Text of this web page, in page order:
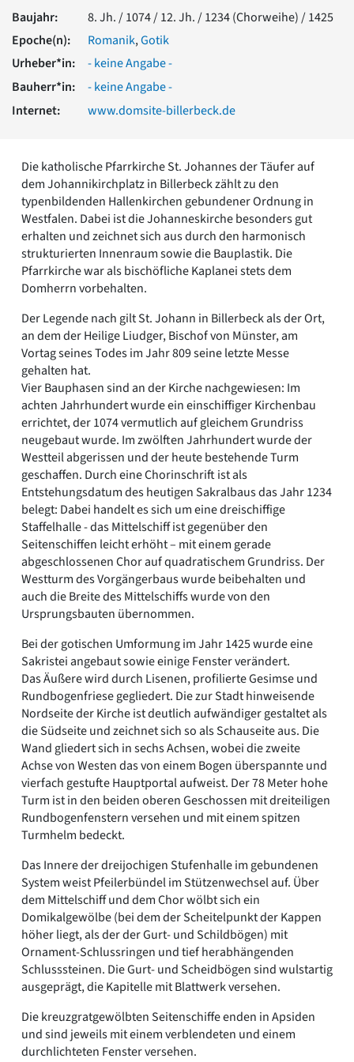
Romanik
Römische Antike
Über uns
Über baukunst-nrw
Fachbeirat
Impressum
Datenschutz
Suchbegriff eingeben
Baujahr:
8. Jh. / 1074 / 12. Jh. / 1234 (Chorweihe) / 1425
Epoche(n):
Romanik,Gotik
Urheber*in:
- keine Angabe -
Bauherr*in:
- keine Angabe -
Internet:
www.domsite-billerbeck.de
Die katholische Pfarrkirche St. Johannes der Täufer auf
dem Johannikirchplatz in Billerbeck zählt zu den
typenbildenden Hallenkirchen gebundener Ordnung in
Westfalen. Dabei ist die Johanneskirche besonders gut
erhalten und zeichnet sich aus durch den harmonisch
strukturierten Innenraum sowie die Bauplastik. Die
Pfarrkirche war als bischöfliche Kaplanei stets dem
Domherrn vorbehalten.
Der Legende nach gilt St. Johann in Billerbeck als der Ort,
an dem der Heilige Liudger, Bischof von Münster, am
Vortag seines Todes im Jahr 809 seine letzte Messe
gehalten hat.
Vier Bauphasen sind an der Kirche nachgewiesen: Im
achten Jahrhundert wurde ein einschiffiger Kirchenbau
errichtet, der 1074 vermutlich auf gleichem Grundriss
neugebaut wurde. Im zwölften Jahrhundert wurde der
Westteil abgerissen und der heute bestehende Turm
geschaffen. Durch eine Chorinschrift ist als
Entstehungsdatum des heutigen Sakralbaus das Jahr 1234
belegt: Dabei handelt es sich um eine dreischiffige
Staffelhalle - das Mittelschiff ist gegenüber den
Seitenschiffen leicht erhöht – mit einem gerade
abgeschlossenen Chor auf quadratischem Grundriss. Der
Westturm des Vorgängerbaus wurde beibehalten und
auch die Breite des Mittelschiffs wurde von den
Ursprungsbauten übernommen.
Bei der gotischen Umformung im Jahr 1425 wurde eine
Sakristei angebaut sowie einige Fenster verändert.
Das Äußere wird durch Lisenen, profilierte Gesimse und
Rundbogenfriese gegliedert. Die zur Stadt hinweisende
Nordseite der Kirche ist deutlich aufwändiger gestaltet als
die Südseite und zeichnet sich so als Schauseite aus. Die
Wand gliedert sich in sechs Achsen, wobei die zweite
Achse von Westen das von einem Bogen überspannte und
vierfach gestufte Hauptportal aufweist. Der 78 Meter hohe
Turm ist in den beiden oberen Geschossen mit dreiteiligen
Rundbogenfenstern versehen und mit einem spitzen
Turmhelm bedeckt.
Das Innere der dreijochigen Stufenhalle im gebundenen
System weist Pfeilerbündel im Stützenwechsel auf. Über
dem Mittelschiff und dem Chor wölbt sich ein
Domikalgewölbe (bei dem der Scheitelpunkt der Kappen
höher liegt, als der der Gurt- und Schildbögen) mit
Ornament-Schlussringen und tief herabhängenden
Schlusssteinen. Die Gurt- und Scheidbögen sind wulstartig
ausgeprägt, die Kapitelle mit Blattwerk versehen.
Die kreuzgratgewölbten Seitenschiffe enden in Apsiden
und sind jeweils mit einem verblendeten und einem
durchlichteten Fenster versehen.